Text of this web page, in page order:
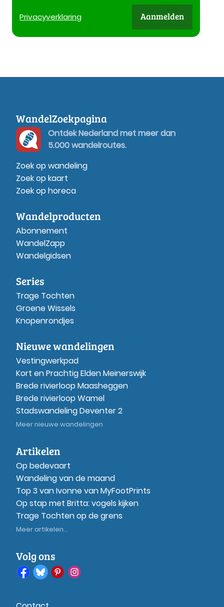
Privacyverklaring Aanmelden
WandelZoekpagina
Ontdek Nederland met meer dan
5.000 wandelroutes.
Zoek op wandeling
Zoek op kaart
Zoek op horeca
Wandelproducten
Abonnement
WandelZapp
Wandelgidsen
Series
Trage Tochten
Groene Wissels
Knopenrondjes
Nieuwe wandelingen
Vestingwerkpad
Kort en Prachtig Elden Meinerswijk
Brede rivierloop Maasheggen
Brede rivierloop Wamel
Stadswandeling Deventer 2
Meer nieuwe wandelingen
Artikelen
Op bedevaart
Wandeling van de maand
Top 3 van Ivonne van MyFootPrints
Op stap met Britta: vogels kijken
Trage Tochten op de grens
Meer artikelen...
Volg ons